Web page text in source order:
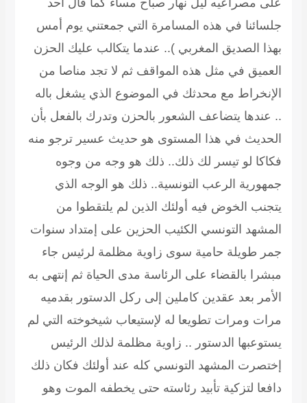
على مصراعيه ليل نهار صباح مساء كما قال أحد
جلسائنا في هذه المسامرة التي جمعتني يوم أمس
بهذا الصديق المغربي ).. عندما يتكالب عليك الحزن
العميق في مثل هذه المواقف ثم لا تجد مناصا من
الإنخراط مع محدثك في الموضوع الذي يشغل باله
.. عندها يتضاعف الشعور بالحزن وتدرك بالفعل بأن
الحديث في هذا المستوى هو حديث عسير ترجو منه
فكاكا لو تيسر لك ذلك.. ذلك هو وجه من وجوه
جمهورية الرعب التونسية.. ذلك هو الوجه الذي
يتجنب الخوض فيه أولئك الذين لم يلتقطوا من
المشهد التونسي الكئيب الحزين على إمتداد سنوات
جمر طويلة حامية سوى زاوية مظلمة لرئيس جاء
مبشرا بالقضاء على الرئاسة مدى الحياة ثم إنتهى به
الأمر بعد عقدين كاملين إلى ركل الدستور بقدميه
مرات ومرات تطويعا له لإستيعاب شيخوخته التي لم
يستوعبها الدستور .. زاوية مظلمة لذلك الرئيس
إختصرت المشهد التونسي كله عند أولئك فكان ذلك
دافعا لتزكية تأبيد رئاسته حتى يخطفه الموت وهو